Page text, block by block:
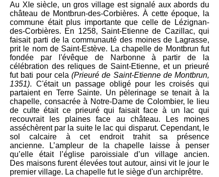
Au XIe siècle, un gros village est signalé aux abords du
château de Montbrun-des-Corbières. À cette époque, la
commune était plus importante que celle de Lézignan-
des-Corbières. En 1258, Saint-Etienne de Cazillac, qui
faisait parti de la communauté des moines de Lagrasse,
prit le nom de Saint-Estève. La chapelle de Montbrun fut
fondée par l'évêque de Narbonne à partir de la
célébration des reliques de Saint-Etienne, et un prieuré
fut bati pour cela (Prieuré de Saint-Etienne de Montbrun,
1351). C'était un passage obligé pour les croisés qui
partaient en Terre Sainte. Un pèlerinage se tenait à la
chapelle, consacrée à Notre-Dame de Colombier, le lieu
de culte était ce prieuré qui faisait face à un lac qui
recouvrait les plaines face au château. Les moines
asséchèrent par la suite le lac qui disparut. Cependant, le
sol calcaire à cet endroit trahit sa présence
ancienne.
L’ampleur de la chapelle laisse à penser
qu’elle était l’église paroissiale d’un village ancien.
Des maisons furent élevées tout autour, ainsi vit le jour le
premier village. La chapelle fut le siège d'un archiprêtre.